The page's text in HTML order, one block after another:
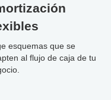
esquemas que se
al flujo de caja de tu